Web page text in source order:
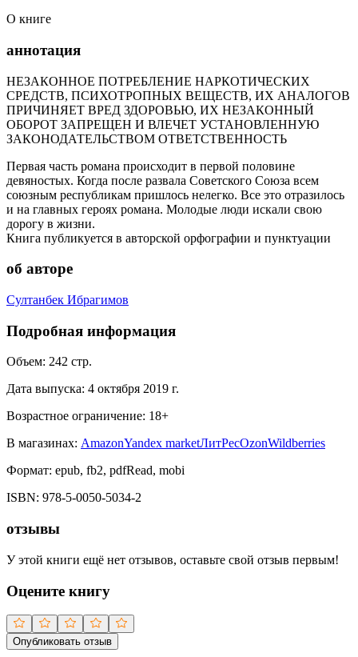
О книге
аннотация
НЕЗАКОННОЕ ПОТРЕБЛЕНИЕ НАРКОТИЧЕСКИХ
СРЕДСТВ, ПСИХОТРОПНЫХ ВЕЩЕСТВ, ИХ АНАЛОГОВ
ПРИЧИНЯЕТ ВРЕД ЗДОРОВЬЮ, ИХ НЕЗАКОННЫЙ
ОБОРОТ ЗАПРЕЩЕН И ВЛЕЧЕТ УСТАНОВЛЕННУЮ
ЗАКОНОДАТЕЛЬСТВОМ ОТВЕТСТВЕННОСТЬ
Первая часть романа происходит в первой половине
девяностых. Когда после развала Советского Союза всем
союзным республикам пришлось нелегко. Все это отразилось
и на главных героях романа. Молодые люди искали свою
дорогу в жизни.
Книга публикуется в авторской орфографии и пунктуации
об авторе
Султанбек Ибрагимов
Подробная информация
Объем: 242 стр.
Дата выпуска: 4 октября 2019 г.
Возрастное ограничение: 18+
В магазинах: AmazonYandex marketЛитРесOzonWildberries
Формат: epub, fb2, pdfRead, mobi
ISBN: 978-5-0050-5034-2
отзывы
У этой книги ещё нет отзывов, оставьте свой отзыв первым!
Оцените книгу
Опубликовать отзыв